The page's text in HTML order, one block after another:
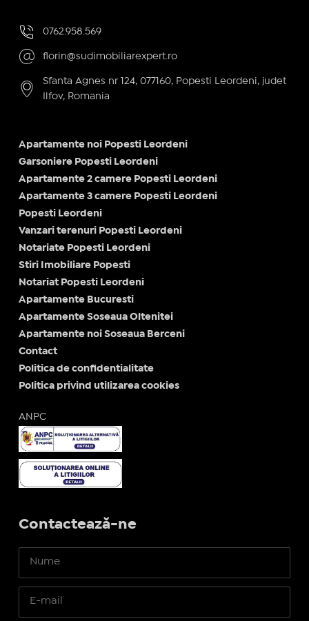
0762.958.569
florin@sudimobiliarexpert.ro
Sfanta Agnes nr 124, 077160, Popesti Leordeni, judet
Ilfov, Romania
Apartamente noi Popesti Leordeni
Garsoniere Popesti Leordeni
Apartamente 2 camere Popesti Leordeni
Apartamente 3 camere Popesti Leordeni
Popesti Leordeni
Vanzari terenuri Popesti Leordeni
Notariate Popesti Leordeni
Stiri Imobiliare Popesti
Notariat Popesti Leordeni
Apartamente Bucuresti
Apartamente Soseaua Oltenitei
Apartamente noi Soseaua Berceni
Contact
Politica de confidentialitate
Politica privind utilizarea cookies
ANPC
Contactează-ne